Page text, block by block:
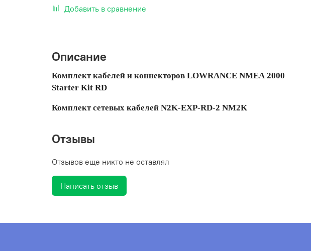
Добавить в сравнение
Описание
Комплект кабелей и коннекторов LOWRANCE NMEA 2000
Starter Kit RD
Комплект сетевых кабелей N2K-EXP-RD-2 NM2K
Отзывы
Отзывов еще никто не оставлял
Написать отзыв